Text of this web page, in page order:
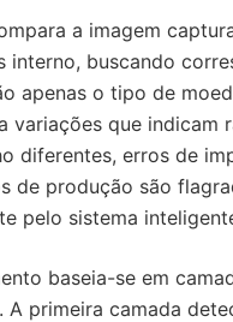
a imagem
interno, buscando
apenas o tipo de
variações que indicam
diferentes, erros de
de produção são
pelo sistema
baseia-se em
A primeira camada